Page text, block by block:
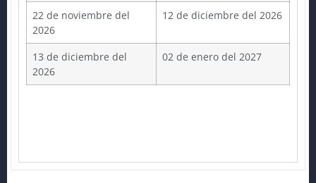
22 de noviembre del
2026
12 de diciembre del 2026
13 de diciembre del
2026
02 de enero del 2027